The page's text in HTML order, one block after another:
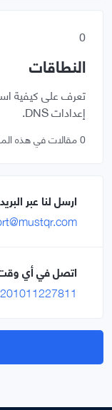
0
النطاقات
إعدادات DNS.
0 مقالات في هذه المجموعة
ارسل لنا عبر
اتصل في أي